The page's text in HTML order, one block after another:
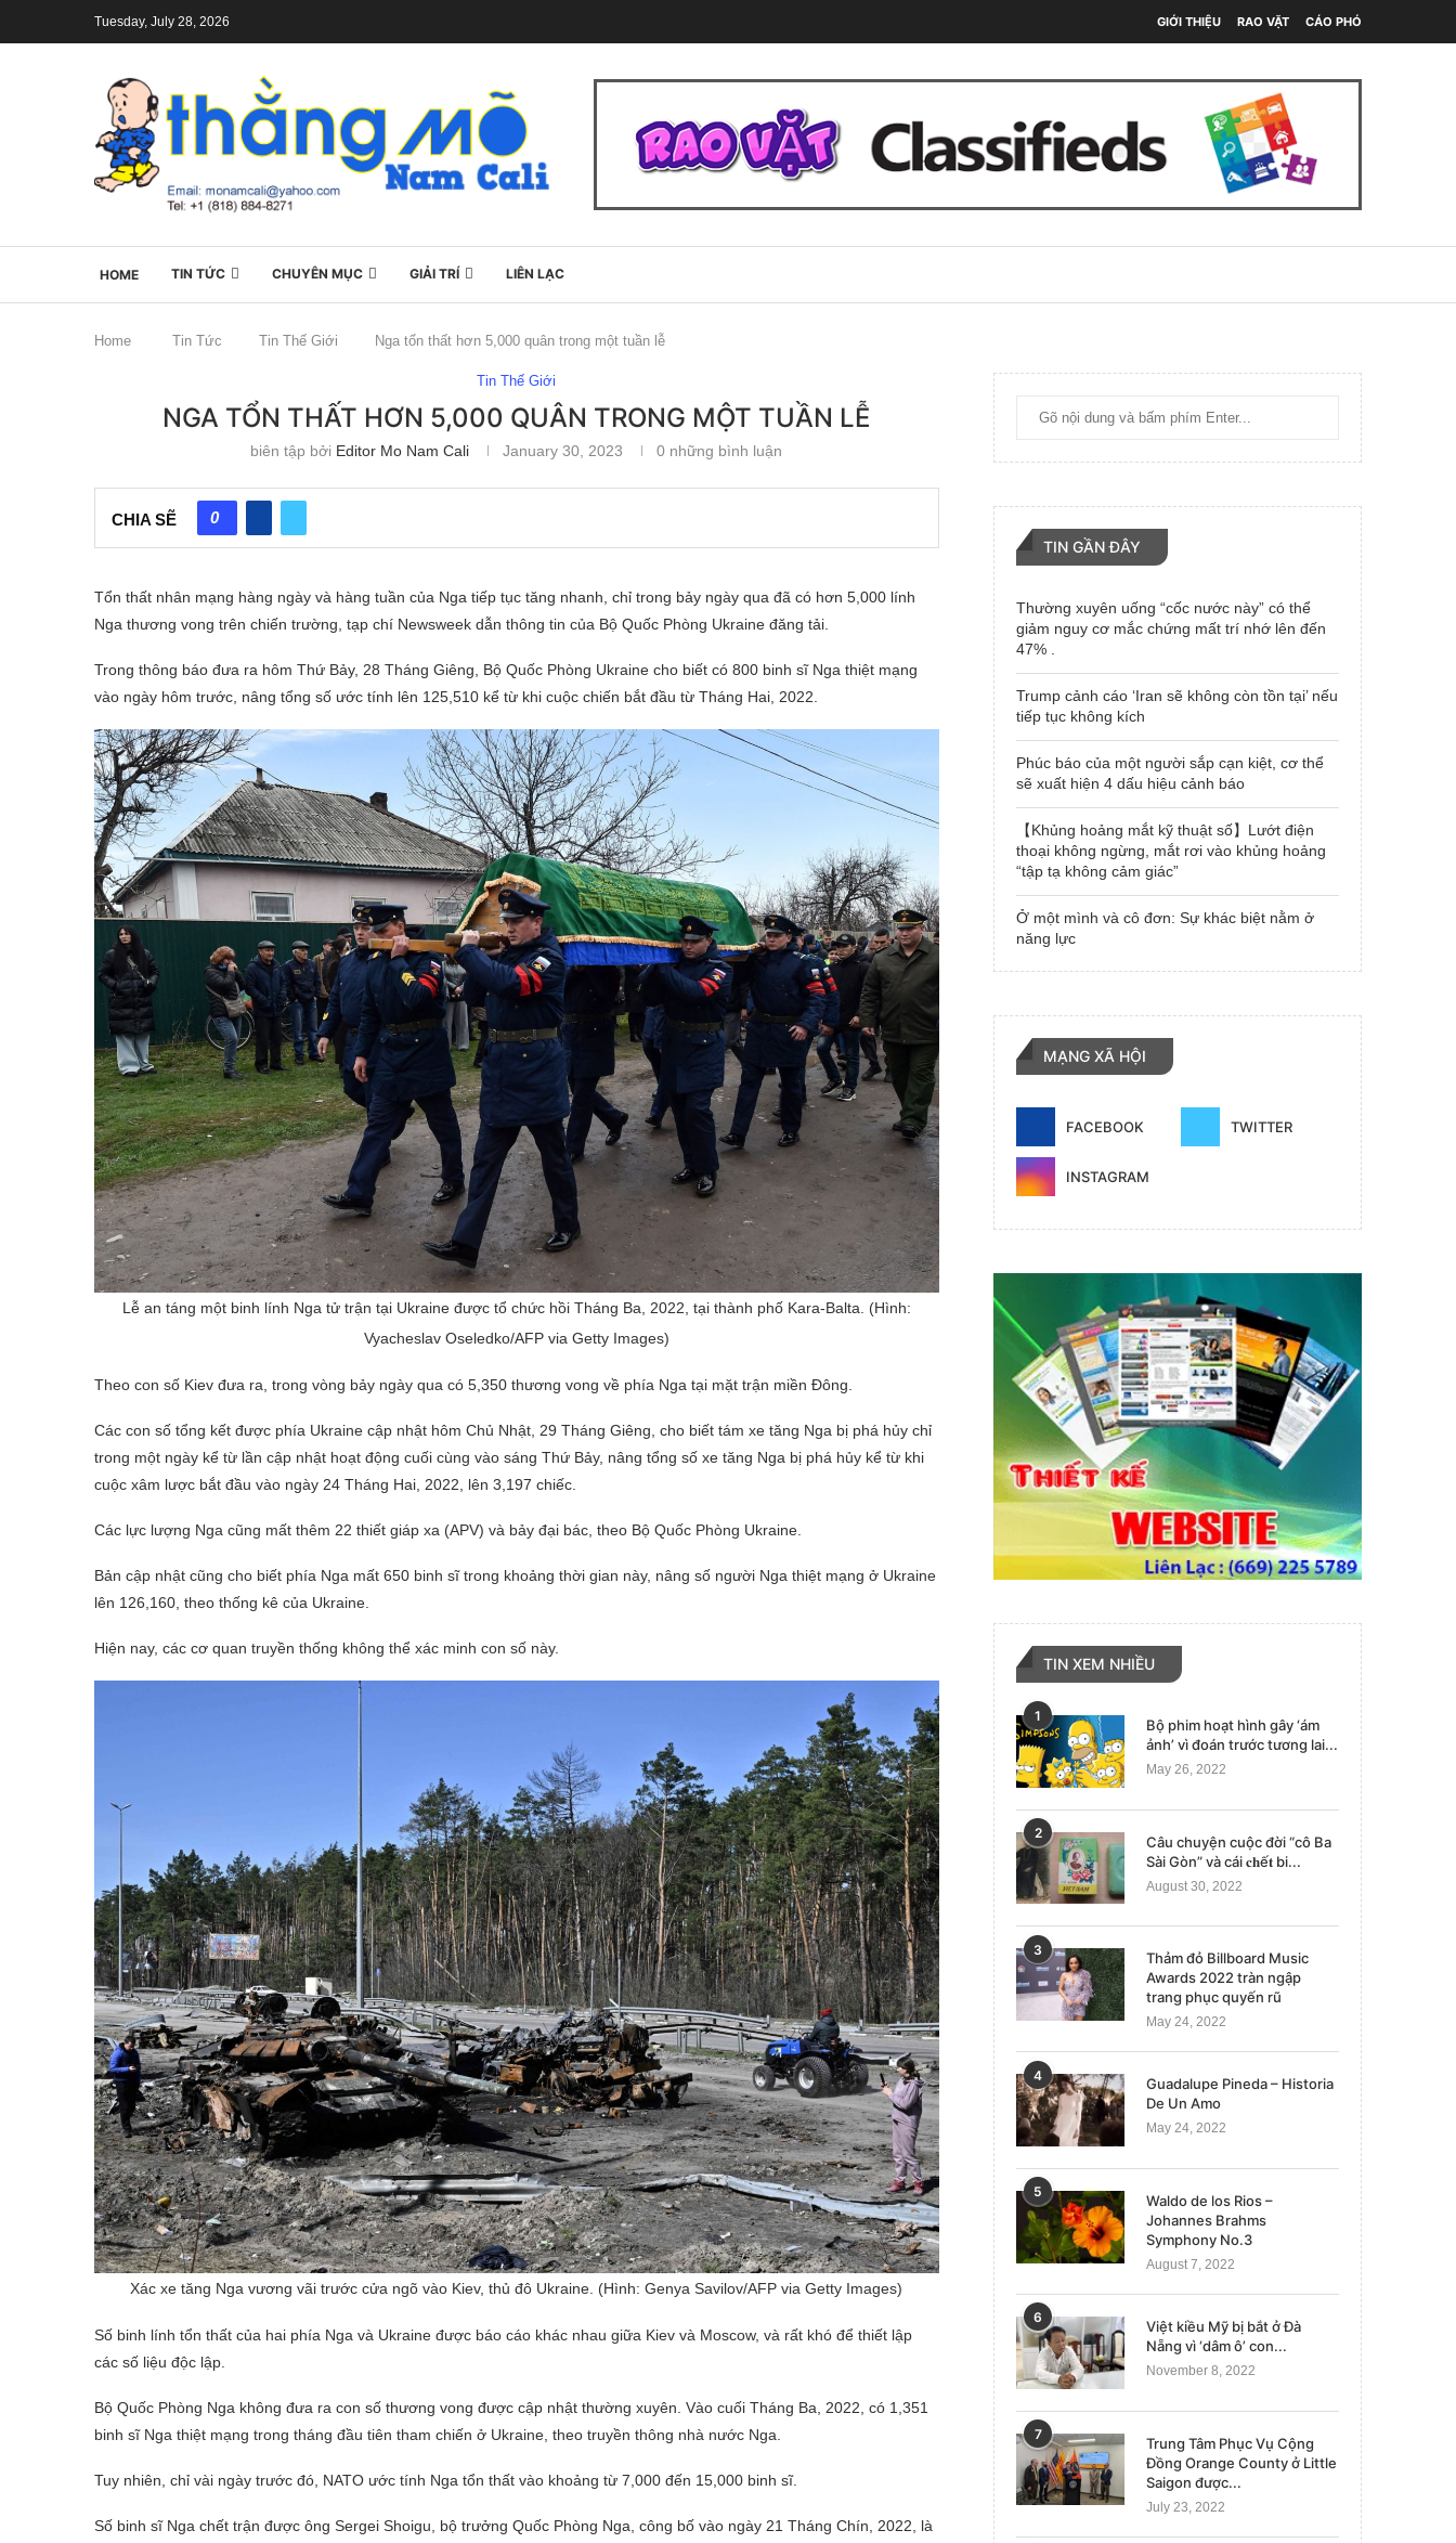
Tuesday, July 28, 2026 GIỚI THIỆU RAO VẶT CÁO PHÓ
HOME TIN TỨC CHUYÊN MỤC GIẢI TRÍ LIÊN LẠC
Home Tin Tức Tin Thế Giới Nga tổn thất hơn 5,000 quân trong một tuần lễ
Tin Thế Giới
NGA TỔN THẤT HƠN 5,000 QUÂN TRONG MỘT TUẦN LỄ
biên tập bởi Editor Mo Nam Cali January 30, 2023 0 những bình luận
CHIA SẼ 0
Tổn thất nhân mạng hàng ngày và hàng tuần của Nga tiếp tục tăng nhanh, chỉ trong bảy ngày qua đã có hơn 5,000 lính
Nga thương vong trên chiến trường, tạp chí Newsweek dẫn thông tin của Bộ Quốc Phòng Ukraine đăng tải.
Trong thông báo đưa ra hôm Thứ Bảy, 28 Tháng Giêng, Bộ Quốc Phòng Ukraine cho biết có 800 binh sĩ Nga thiệt mạng
vào ngày hôm trước, nâng tổng số ước tính lên 125,510 kể từ khi cuộc chiến bắt đầu từ Tháng Hai, 2022.
Lễ an táng một binh lính Nga tử trận tại Ukraine được tổ chức hồi Tháng Ba, 2022, tại thành phố Kara-Balta. (Hình:
Vyacheslav Oseledko/AFP via Getty Images)
Theo con số Kiev đưa ra, trong vòng bảy ngày qua có 5,350 thương vong về phía Nga tại mặt trận miền Đông.
Các con số tổng kết được phía Ukraine cập nhật hôm Chủ Nhật, 29 Tháng Giêng, cho biết tám xe tăng Nga bị phá hủy chỉ
trong một ngày kể từ lần cập nhật hoạt động cuối cùng vào sáng Thứ Bảy, nâng tổng số xe tăng Nga bị phá hủy kể từ khi
cuộc xâm lược bắt đầu vào ngày 24 Tháng Hai, 2022, lên 3,197 chiếc.
Các lực lượng Nga cũng mất thêm 22 thiết giáp xa (APV) và bảy đại bác, theo Bộ Quốc Phòng Ukraine.
Bản cập nhật cũng cho biết phía Nga mất 650 binh sĩ trong khoảng thời gian này, nâng số người Nga thiệt mạng ở Ukraine
lên 126,160, theo thống kê của Ukraine.
Hiện nay, các cơ quan truyền thống không thể xác minh con số này.
Xác xe tăng Nga vương vãi trước cửa ngõ vào Kiev, thủ đô Ukraine. (Hình: Genya Savilov/AFP via Getty Images)
Số binh lính tổn thất của hai phía Nga và Ukraine được báo cáo khác nhau giữa Kiev và Moscow, và rất khó để thiết lập
các số liệu độc lập.
Bộ Quốc Phòng Nga không đưa ra con số thương vong được cập nhật thường xuyên. Vào cuối Tháng Ba, 2022, có 1,351
binh sĩ Nga thiệt mạng trong tháng đầu tiên tham chiến ở Ukraine, theo truyền thông nhà nước Nga.
Tuy nhiên, chỉ vài ngày trước đó, NATO ước tính Nga tổn thất vào khoảng từ 7,000 đến 15,000 binh sĩ.
Số binh sĩ Nga chết trận được ông Sergei Shoigu, bộ trưởng Quốc Phòng Nga, công bố vào ngày 21 Tháng Chín, 2022, là
TIN GẦN ĐÂY
Thường xuyên uống “cốc nước này” có thể
giảm nguy cơ mắc chứng mất trí nhớ lên đến
47% .
Trump cảnh cáo ‘Iran sẽ không còn tồn tại’ nếu
tiếp tục không kích
Phúc báo của một người sắp cạn kiệt, cơ thể
sẽ xuất hiện 4 dấu hiệu cảnh báo
【Khủng hoảng mắt kỹ thuật số】Lướt điện
thoại không ngừng, mắt rơi vào khủng hoảng
“tập tạ không cảm giác”
Ở một mình và cô đơn: Sự khác biệt nằm ở
năng lực
MẠNG XÃ HỘI
FACEBOOK TWITTER
INSTAGRAM
TIN XEM NHIỀU
1
Bộ phim hoạt hình gây ‘ám
ảnh’ vì đoán trước tương lai...
May 26, 2022
2
Câu chuyện cuộc đời “cô Ba
Sài Gòn” và cái 𝐜𝐡ế𝐭 bi...
August 30, 2022
3
Thảm đỏ Billboard Music
Awards 2022 tràn ngập
trang phục quyến rũ
May 24, 2022
4
Guadalupe Pineda – Historia
De Un Amo
May 24, 2022
5
Waldo de los Rios –
Johannes Brahms
Symphony No.3
August 7, 2022
6
Việt kiều Mỹ bị bắt ở Đà
Nẵng vì ‘dâm ô’ con...
November 8, 2022
7
Trung Tâm Phục Vụ Cộng
Đồng Orange County ở Little
Saigon được...
July 23, 2022